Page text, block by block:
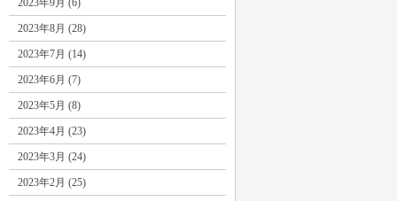
2023年9月 (6)
2023年8月 (28)
2023年7月 (14)
2023年6月 (7)
2023年5月 (8)
2023年4月 (23)
2023年3月 (24)
2023年2月 (25)